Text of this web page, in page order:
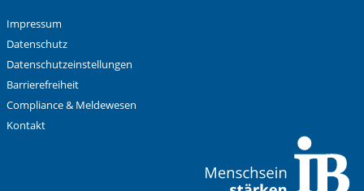
Impressum
Datenschutz
Datenschutzeinstellungen
Barrierefreiheit
Compliance & Meldewesen
Kontakt